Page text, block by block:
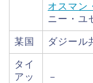
オスマン
ニー・ユ
某国 ダジール
タイ
アッ
－